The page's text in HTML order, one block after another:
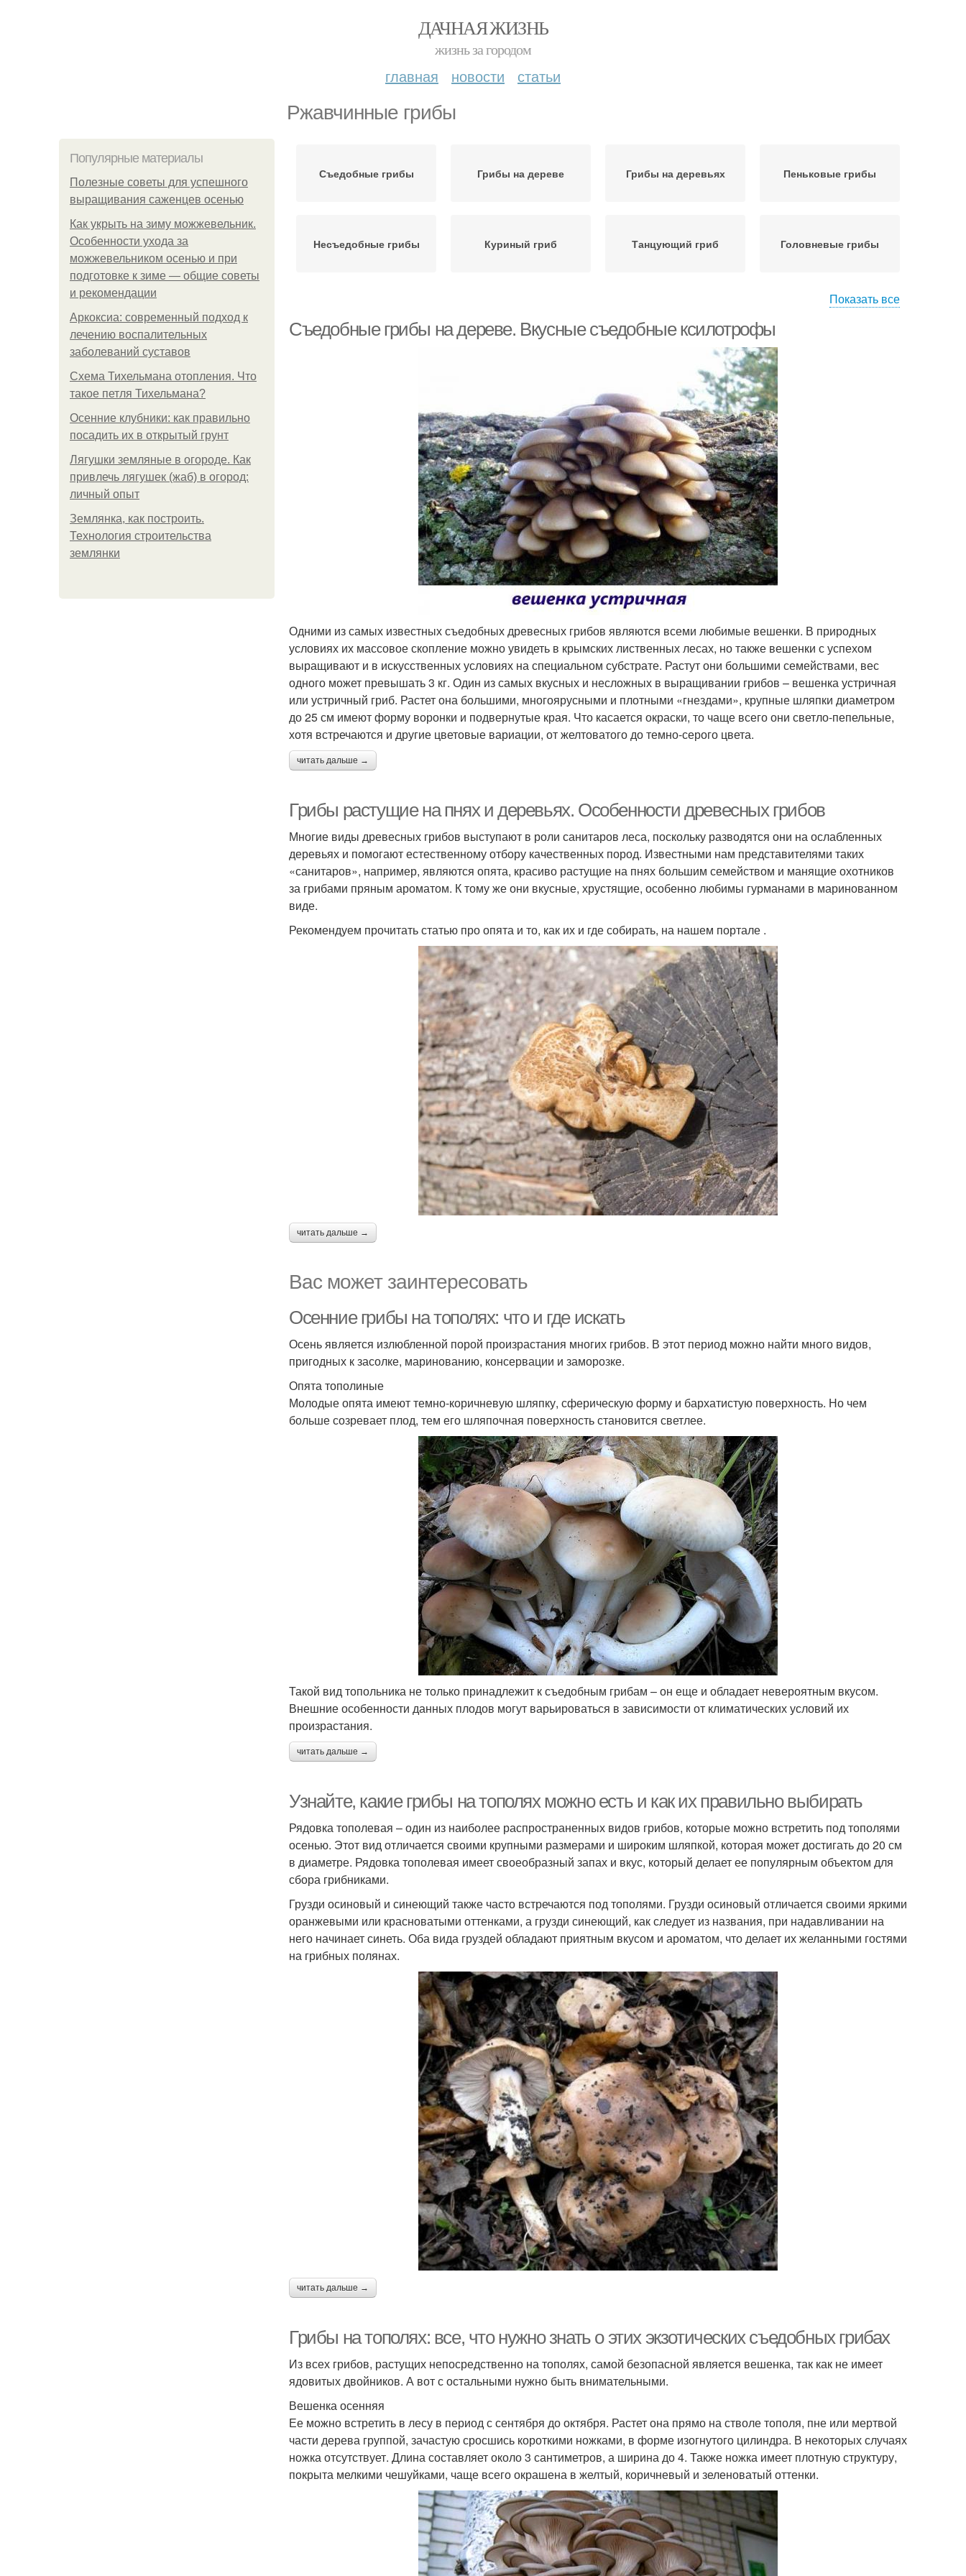
ДАЧНАЯ ЖИЗНЬ
жизнь за городом
главная новости статьи
Ржавчинные грибы
Популярные материалы
Полезные советы для успешного
выращивания саженцев осенью
Как укрыть на зиму можжевельник.
Особенности ухода за
можжевельником осенью и при
подготовке к зиме — общие советы
и рекомендации
Аркоксиа: современный подход к
лечению воспалительных
заболеваний суставов
Схема Тихельмана отопления. Что
такое петля Тихельмана?
Осенние клубники: как правильно
посадить их в открытый грунт
Лягушки земляные в огороде. Как
привлечь лягушек (жаб) в огород:
личный опыт
Землянка, как построить.
Технология строительства
землянки
Съедобные грибы Грибы на дереве Грибы на деревьях Пеньковые грибы
Несъедобные грибы Куриный гриб Танцующий гриб Головневые грибы
Показать все
Съедобные грибы на дереве. Вкусные съедобные ксилотрофы
Одними из самых известных съедобных древесных грибов являются всеми любимые вешенки. В природных
условиях их массовое скопление можно увидеть в крымских лиственных лесах, но также вешенки с успехом
выращивают и в искусственных условиях на специальном субстрате. Растут они большими семействами, вес
одного может превышать 3 кг. Один из самых вкусных и несложных в выращивании грибов – вешенка устричная
или устричный гриб. Растет она большими, многоярусными и плотными «гнездами», крупные шляпки диаметром
до 25 см имеют форму воронки и подвернутые края. Что касается окраски, то чаще всего они светло-пепельные,
хотя встречаются и другие цветовые вариации, от желтоватого до темно-серого цвета.
читать дальше →
Грибы растущие на пнях и деревьях. Особенности древесных грибов
Многие виды древесных грибов выступают в роли санитаров леса, поскольку разводятся они на ослабленных
деревьях и помогают естественному отбору качественных пород. Известными нам представителями таких
«санитаров», например, являются опята, красиво растущие на пнях большим семейством и манящие охотников
за грибами пряным ароматом. К тому же они вкусные, хрустящие, особенно любимы гурманами в маринованном
виде.
Рекомендуем прочитать статью про опята и то, как их и где собирать, на нашем портале .
читать дальше →
Вас может заинтересовать
Осенние грибы на тополях: что и где искать
Осень является излюбленной порой произрастания многих грибов. В этот период можно найти много видов,
пригодных к засолке, маринованию, консервации и заморозке.
Опята тополиные
Молодые опята имеют темно-коричневую шляпку, сферическую форму и бархатистую поверхность. Но чем
больше созревает плод, тем его шляпочная поверхность становится светлее.
Такой вид топольника не только принадлежит к съедобным грибам – он еще и обладает невероятным вкусом.
Внешние особенности данных плодов могут варьироваться в зависимости от климатических условий их
произрастания.
читать дальше →
Узнайте, какие грибы на тополях можно есть и как их правильно выбирать
Рядовка тополевая – один из наиболее распространенных видов грибов, которые можно встретить под тополями
осенью. Этот вид отличается своими крупными размерами и широким шляпкой, которая может достигать до 20 см
в диаметре. Рядовка тополевая имеет своеобразный запах и вкус, который делает ее популярным объектом для
сбора грибниками.
Грузди осиновый и синеющий также часто встречаются под тополями. Грузди осиновый отличается своими яркими
оранжевыми или красноватыми оттенками, а грузди синеющий, как следует из названия, при надавливании на
него начинает синеть. Оба вида груздей обладают приятным вкусом и ароматом, что делает их желанными гостями
на грибных полянах.
читать дальше →
Грибы на тополях: все, что нужно знать о этих экзотических съедобных грибах
Из всех грибов, растущих непосредственно на тополях, самой безопасной является вешенка, так как не имеет
ядовитых двойников. А вот с остальными нужно быть внимательными.
Вешенка осенняя
Ее можно встретить в лесу в период с сентября до октября. Растет она прямо на стволе тополя, пне или мертвой
части дерева группой, зачастую сросшись короткими ножками, в форме изогнутого цилиндра. В некоторых случаях
ножка отсутствует. Длина составляет около 3 сантиметров, а ширина до 4. Также ножка имеет плотную структуру,
покрыта мелкими чешуйками, чаще всего окрашена в желтый, коричневый и зеленоватый оттенки.